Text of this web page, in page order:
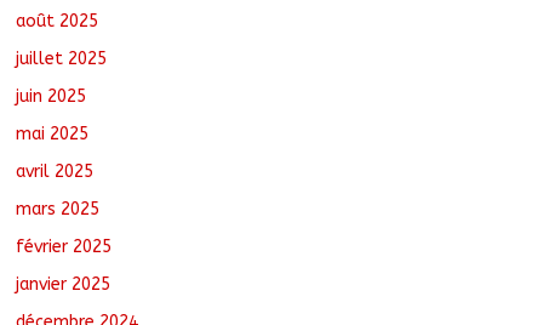
août 2025
juillet 2025
juin 2025
mai 2025
avril 2025
mars 2025
février 2025
janvier 2025